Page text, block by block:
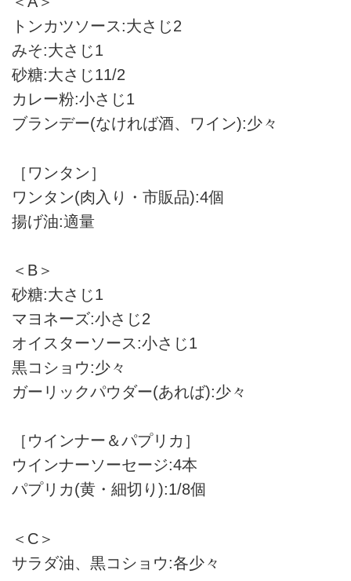
トンカツソース:大さじ2
みそ:大さじ1
砂糖:大さじ11/2
カレー粉:小さじ1
ブランデー(なければ酒、ワイン):少々
［ワンタン］
ワンタン(肉入り・市販品):4個
揚げ油:適量
＜B＞
砂糖:大さじ1
マヨネーズ:小さじ2
オイスターソース:小さじ1
黒コショウ:少々
ガーリックパウダー(あれば):少々
［ウインナー＆パプリカ］
ウインナーソーセージ:4本
パプリカ(黄・細切り):1/8個
＜C＞
サラダ油、黒コショウ:各少々